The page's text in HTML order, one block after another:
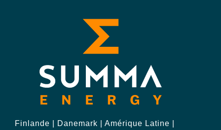
Finlande | Danemark | Amérique Latine |